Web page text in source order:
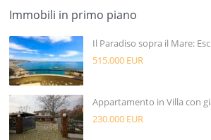
Immobili in primo piano
Il Paradiso sopra il Mare:
515.000 EUR
Appartamento in Villa con
230.000 EUR